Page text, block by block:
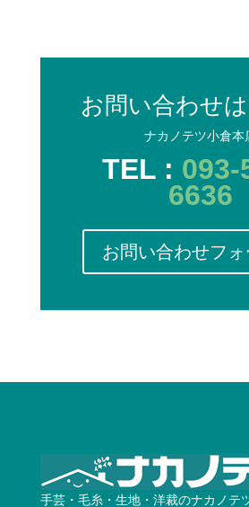
お問い合わせ
ナカノテツ小倉本
TEL : 093-
6636
お問い合わせフ
手芸・毛糸・生地・洋裁のナカノテ